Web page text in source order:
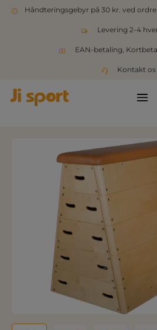
Håndteringsgebyr på 30 kr. ved
Levering 2-4
EAN-betaling,
Kontakt os
Spring over billedgalleri